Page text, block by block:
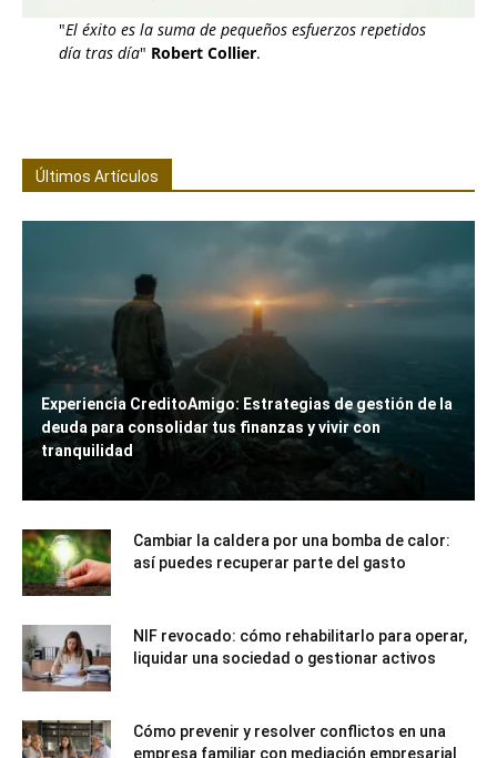
"El éxito es la suma de pequeños esfuerzos repetidos
día tras día" Robert Collier.
Últimos Artículos
Experiencia CreditoAmigo: Estrategias de gestión de la
deuda para consolidar tus finanzas y vivir con
tranquilidad
Cambiar la caldera por una bomba de calor:
así puedes recuperar parte del gasto
NIF revocado: cómo rehabilitarlo para operar,
liquidar una sociedad o gestionar activos
Cómo prevenir y resolver conflictos en una
empresa familiar con mediación empresarial